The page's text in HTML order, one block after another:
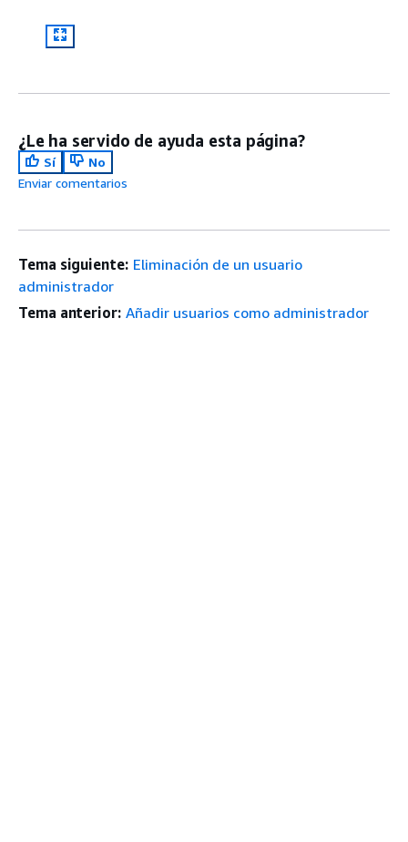
¿Le ha servido de ayuda esta página?
Sí
No
Enviar comentarios
Tema siguiente: Eliminación de un usuario
administrador
Tema anterior: Añadir usuarios como administrador